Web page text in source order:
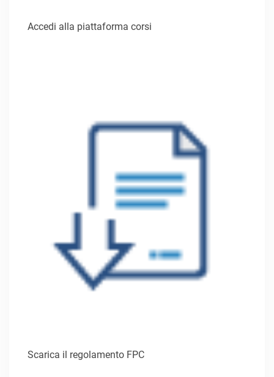
Accedi alla piattaforma corsi
Scarica il regolamento FPC